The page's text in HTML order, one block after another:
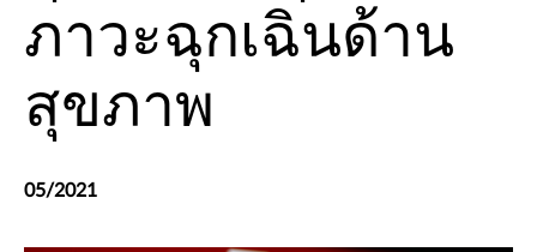
ภาวะฉุกเฉินด้าน
สุขภาพ
05/2021